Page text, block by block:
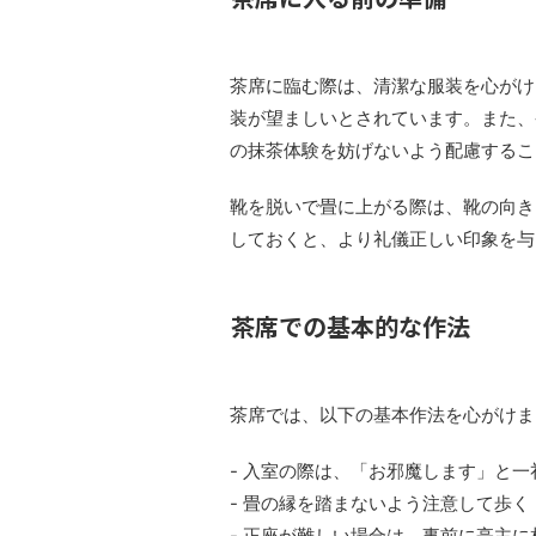
茶席に臨む際は、清潔な服装を心が
装が望ましいとされています。また
の抹茶体験を妨げないよう配慮する
靴を脱いで畳に上がる際は、靴の向
しておくと、より礼儀正しい印象を
茶席での基本的な作法
茶席では、以下の基本作法を心がけ
- 入室の際は、「お邪魔します」と
- 畳の縁を踏まないよう注意して歩く